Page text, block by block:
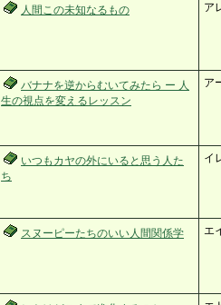
人間この未知なるもの ア
バナナを逆からむいてみたら ー 人
生の視点を変えるレッスン
ア
いつもカヤの外にいると思う人た
ち
イ
スヌーピーたちのいい人間関係学 エ